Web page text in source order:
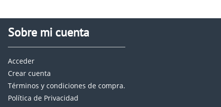
Sobre mi cuenta
Acceder
Crear cuenta
Términos y condiciones de compra.
Política de Privacidad